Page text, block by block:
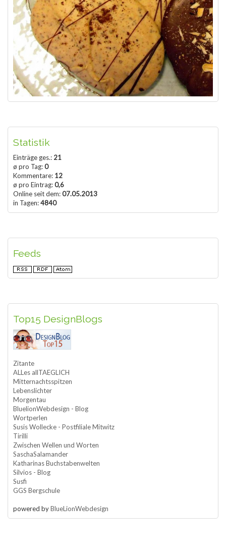
Statistik
Einträge ges.: 21
ø pro Tag:0
Kommentare: 12
ø pro Eintrag:0,6
Online seit dem:07.05.2013
in Tagen:4840
Feeds
Top15 DesignBlogs
Zitante
ALLes allTAEGLICH
Mitternachtsspitzen
Lebenslichter
Morgentau
BluelionWebdesign - Blog
Wortperlen
Susis Wollecke - Postfiliale Mitwitz
Tirilli
Zwischen Wellen und Worten
SaschaSalamander
Katharinas Buchstabenwelten
Silvios - Blog
Susfi
GGS Bergschule
powered byBlueLionWebdesign